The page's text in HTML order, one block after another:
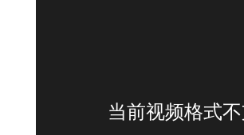
当前视频格式